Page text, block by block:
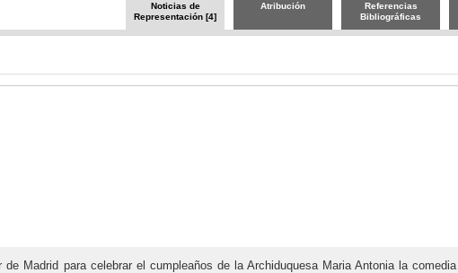
Referencias
Bibliográficas
Atribución
Noticias de
Representación [4]
Madrid para celebrar el cumpleaños de la Archiduquesa Maria Antonia la comedia